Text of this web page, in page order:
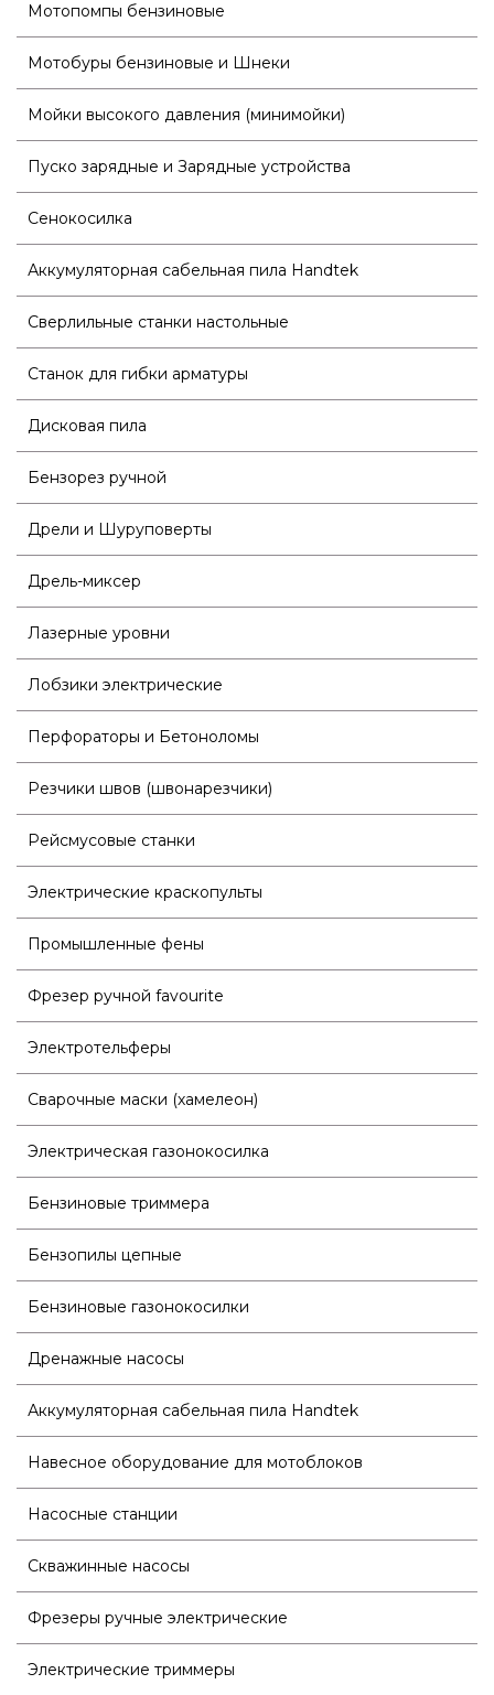
Мотопомпы бензиновые
Мотобуры бензиновые и Шнеки
Мойки высокого давления (минимойки)
Пуско зарядные и Зарядные устройства
Сенокосилка
Аккумуляторная сабельная пила Handtek
Сверлильные станки настольные
Станок для гибки арматуры
Дисковая пила
Бензорез ручной
Дрели и Шуруповерты
Дрель-миксер
Лазерные уровни
Лобзики электрические
Перфораторы и Бетоноломы
Резчики швов (швонарезчики)
Рейсмусовые станки
Электрические краскопульты
Промышленные фены
Фрезер ручной favourite
Электротельферы
Сварочные маски (хамелеон)
Электрическая газонокосилка
Бензиновые триммера
Бензопилы цепные
Бензиновые газонокосилки
Дренажные насосы
Аккумуляторная сабельная пила Handtek
Навесное оборудование для мотоблоков
Насосные станции
Скважинные насосы
Фрезеры ручные электрические
Электрические триммеры